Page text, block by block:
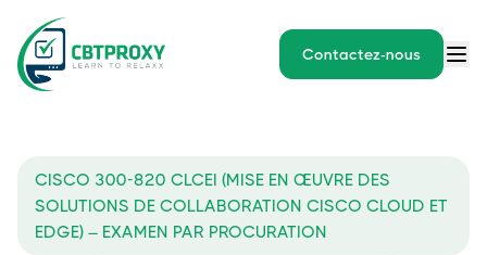
Contactez-nous
CISCO 300-820 CLCEI (MISE EN ŒUVRE DES
SOLUTIONS DE COLLABORATION CISCO CLOUD ET
EDGE) – EXAMEN PAR PROCURATION